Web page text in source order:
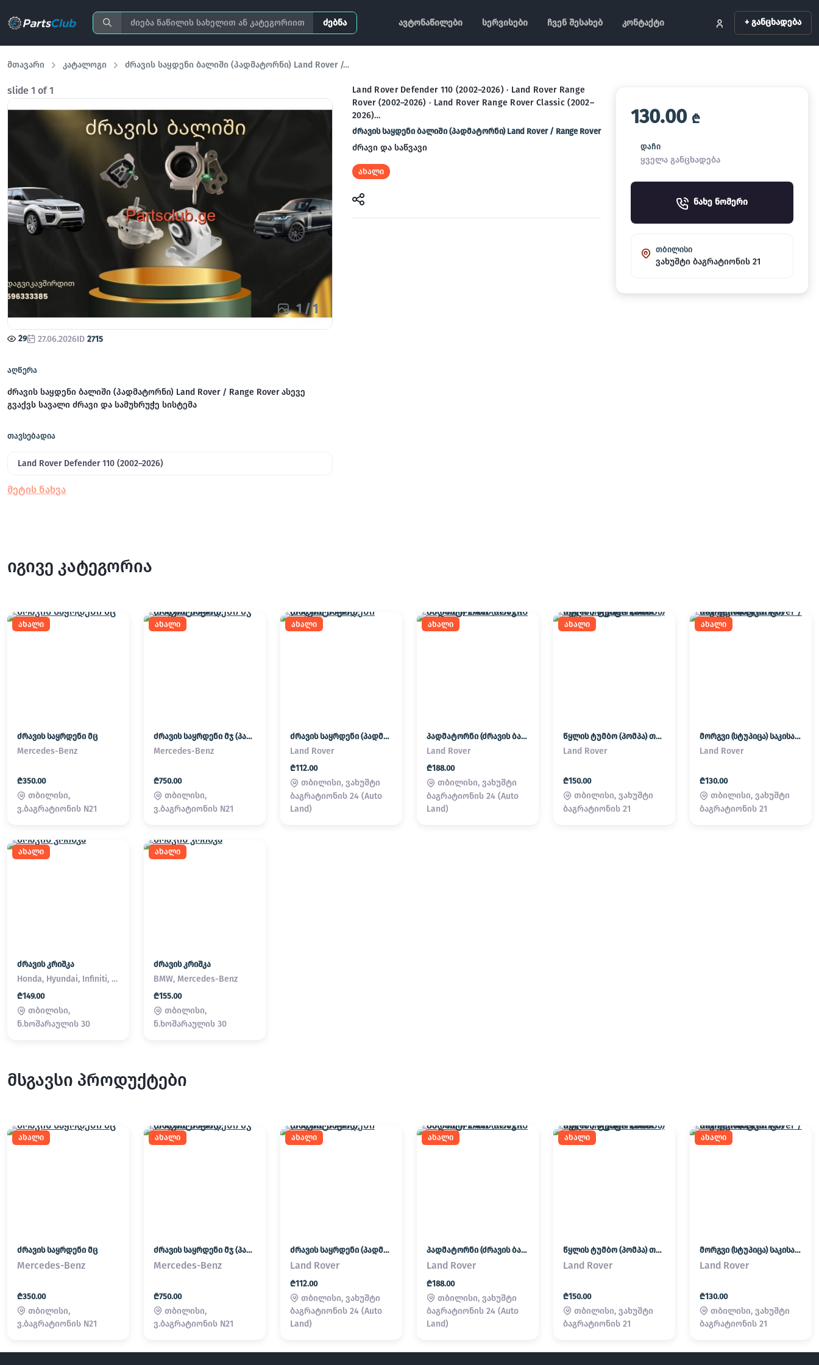
ძებნა ავტონაწილები სერვისები ჩვენ შესახებ კონტაქტი + განცხადება
მთავარი კატალოგი ძრავის საყდენი ბალიში (პადმატორნი) Land Rover /…
1 /1
slide 1 of 1
29 27.06.2026ID 2715
აღწერა
ძრავის საყდენი ბალიში (პადმატორნი) Land Rover / Range Rover ასევე
გვაქვს სავალი ძრავი და სამუხრუჭე სისტემა
თავსებადია
Land Rover Defender 110 (2002–2026)
Land Rover Defender 110 (2002–2026) · Land Rover Range
Rover (2002–2026) · Land Rover Range Rover Classic (2002–
2026)…
ძრავის საყდენი ბალიში (პადმატორნი) Land Rover / Range Rover
ძრავი და საწვავი
ახალი
130.00 ₾
დაჩი
ყველა განცხადება
ნახე ნომერი
თბილისი
ვახუშტი ბაგრატიონის 21
იგივე კატეგორია
ახალი
ძრავის საყრდენი მც
Mercedes-Benz
₾350.00
თბილისი,
ვ.ბაგრატიონის N21
ახალი
ძრავის საყრდენი მჯ (პადმატორნი)
Mercedes-Benz
₾750.00
თბილისი,
ვ.ბაგრატიონის N21
ახალი
ძრავის საყრდენი (პადმატორნი)
Land Rover
₾112.00
თბილისი, ვახუშტი
ბაგრატიონის 24 (Auto
Land)
ახალი
პადმატორნი (ძრავის ბალიში) LAND ROVER
Land Rover
₾188.00
თბილისი, ვახუშტი
ბაგრატიონის 24 (Auto
Land)
ახალი
წყლის ტუმბო (პომპა) თერმოსტატი Land Rover / Range Rover
Land Rover
₾150.00
თბილისი, ვახუშტი
ბაგრატიონის 21
ახალი
მორგვი (სტუპიცა) საკისარი Land Rover / Range Rover
Land Rover
₾130.00
თბილისი, ვახუშტი
ბაგრატიონის 21
ახალი
ძრავის კრიშკა
Honda, Hyundai, Infiniti, Kia, Lexus, Mazda, Mitsubishi, Nissan, Subaru, Suzuki, Toyota
₾149.00
თბილისი,
ნ.ხოშარაულის 30
ახალი
ძრავის კრიშკა
BMW, Mercedes-Benz
₾155.00
თბილისი,
ნ.ხოშარაულის 30
მსგავსი პროდუქტები
ახალი
ძრავის საყრდენი მც
Mercedes-Benz
₾350.00
თბილისი,
ვ.ბაგრატიონის N21
ახალი
ძრავის საყრდენი მჯ (პადმატორნი)
Mercedes-Benz
₾750.00
თბილისი,
ვ.ბაგრატიონის N21
ახალი
ძრავის საყრდენი (პადმატორნი)
Land Rover
₾112.00
თბილისი, ვახუშტი
ბაგრატიონის 24 (Auto
Land)
ახალი
პადმატორნი (ძრავის ბალიში) LAND ROVER
Land Rover
₾188.00
თბილისი, ვახუშტი
ბაგრატიონის 24 (Auto
Land)
ახალი
წყლის ტუმბო (პომპა) თერმოსტატი Land Rover / Range Rover
Land Rover
₾150.00
თბილისი, ვახუშტი
ბაგრატიონის 21
ახალი
მორგვი (სტუპიცა) საკისარი Land Rover / Range Rover
Land Rover
₾130.00
თბილისი, ვახუშტი
ბაგრატიონის 21